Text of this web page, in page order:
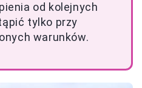
od kolejnych
tylko przy
warunków.